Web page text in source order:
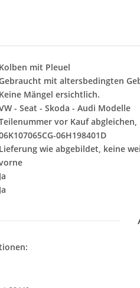
Kolben mit Pleuel
mit altersbedingten
Keine Mängel ersichtlich.
- Seat - Skoda - Audi Modelle
vor Kauf
06H198401D
Lieferung wie abgebildet, keine
Ja
Ja